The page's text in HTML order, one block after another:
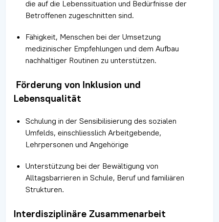
die auf die Lebenssituation und Bedürfnisse der
Betroffenen zugeschnitten sind.
Fähigkeit, Menschen bei der Umsetzung
medizinischer Empfehlungen und dem Aufbau
nachhaltiger Routinen zu unterstützen.
Förderung von Inklusion und
Lebensqualität
Schulung in der Sensibilisierung des sozialen
Umfelds, einschliesslich Arbeitgebende,
Lehrpersonen und Angehörige
Unterstützung bei der Bewältigung von
Alltagsbarrieren in Schule, Beruf und familiären
Strukturen.
Interdisziplinäre Zusammenarbeit